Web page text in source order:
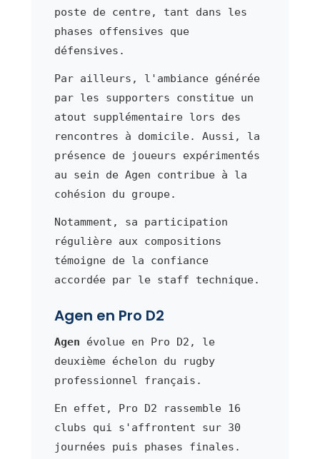
poste de centre, tant dans les
phases offensives que
défensives.
Par ailleurs, l'ambiance générée
par les supporters constitue un
atout supplémentaire lors des
rencontres à domicile. Aussi, la
présence de joueurs expérimentés
au sein de Agen contribue à la
cohésion du groupe.
Notamment, sa participation
régulière aux compositions
témoigne de la confiance
accordée par le staff technique.
Agen en Pro D2
Agen évolue en Pro D2, le
deuxième échelon du rugby
professionnel français.
En effet, Pro D2 rassemble 16
clubs qui s'affrontent sur 30
journées puis phases finales.